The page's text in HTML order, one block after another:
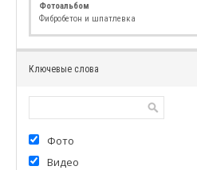
Фотоальбом
Фибробетон и шпатлевка
Ключевые слова
Фото
Видео